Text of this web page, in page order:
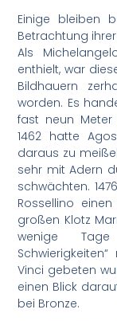
Einige bleiben
Betrachtung
Als
enthielt, war
Bildhauern
worden. Es
fast neun
1462 hatte
daraus zu
sehr mit Adern
schwächten.
Rossellino
großen Klotz
wenige
Vinci gebeten
einen Blick
bei Bronze.